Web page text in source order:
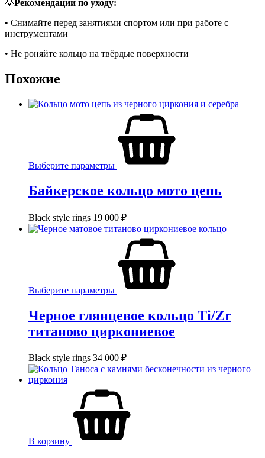
💡Рекомендации по уходу:
• Снимайте перед занятиями спортом или при работе с
инструментами
• Не роняйте кольцо на твёрдые поверхности
Похожие
Выберите параметры
Байкерское кольцо мото цепь
Black style rings 19 000 ₽
Выберите параметры
Черное глянцевое кольцо Ti/Zr
титаново циркониевое
Black style rings 34 000 ₽
В корзину